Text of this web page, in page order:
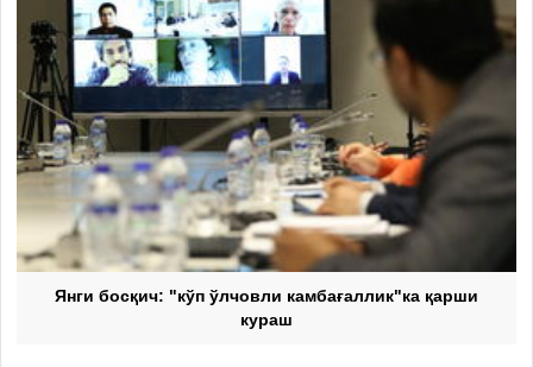
Янги босқич: "кўп ўлчовли камбағаллик"ка қарши
кураш